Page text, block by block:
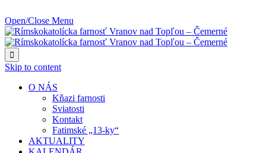
Open/Close Menu

Skip to content
O NÁS
Kňazi farnosti
Sviatosti
Kontakt
Fatimské „13-ky“
AKTUALITY